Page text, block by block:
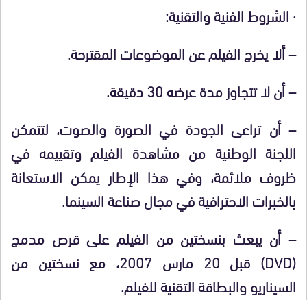
·الشروط الفنية والتقنية:
–ألا يخرج الفيلم عن الموضوعات المقترحة.
–أن لا تتجاوز مدة عرضه 30 دقيقة.
– أن تراعى الجودة في الصورة والصوت، لتتمكن
اللجنة الوطنية من مشاهدة الفيلم وتقييمه في
ظروف ملائمة، وفي هذا الإطار يمكن الاستعانة
بالخبرات الاحترافية في مجال صناعة السينما.
– أن يبعث بنسختين من الفيلم على قرص مدمج
(DVD)
قبل 20 مارس 2007، مع نسختين من
السيناريو والبطاقة التقنية للفيلم.